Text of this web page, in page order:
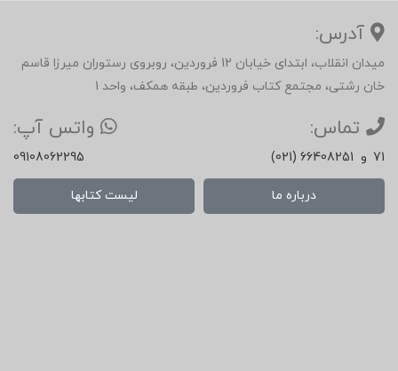
آدرس:
میدان انقلاب، ابتدای خیابان 12 فروردین، روبروی رستوران میرزا قاسم
خان رشتی، مجتمع کتاب فروردین، طبقه همکف، واحد 1
تماس:
(021) 66408251 و 71
واتس آپ:
09108062295
درباره ما لیست کتابها